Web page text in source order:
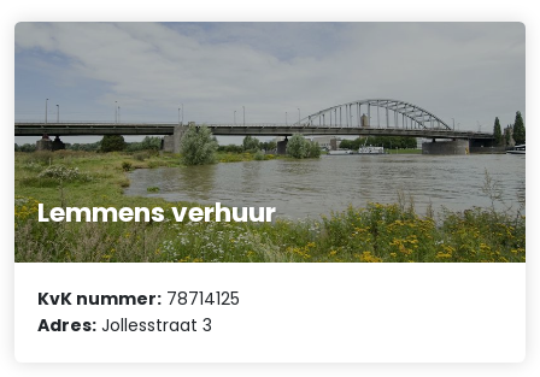
Lemmens verhuur
KvK nummer: 78714125
Adres: Jollesstraat 3